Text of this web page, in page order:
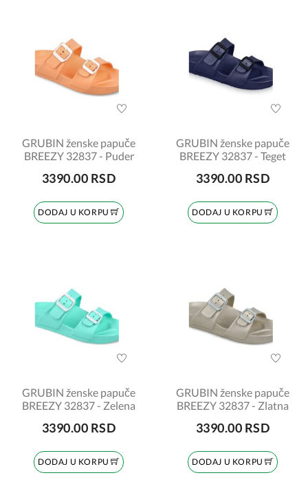
GRUBIN ženske papuče
BREEZY 32837 - Puder
3390.00 RSD
DODAJ U KORPU
GRUBIN ženske papuče
BREEZY 32837 - Teget
3390.00 RSD
DODAJ U KORPU
GRUBIN ženske papuče
BREEZY 32837 - Zelena
3390.00 RSD
DODAJ U KORPU
GRUBIN ženske papuče
BREEZY 32837 - Zlatna
3390.00 RSD
DODAJ U KORPU